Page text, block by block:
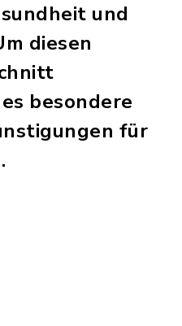
und
diesen
besondere
für